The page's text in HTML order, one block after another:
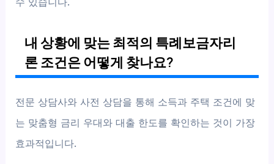
내 상황에 맞는 최적의 특례보금자리
론 조건은 어떻게 찾나요?
전문 상담사와 사전 상담을 통해 소득과 주택 조건에 맞
는 맞춤형 금리 우대와 대출 한도를 확인하는 것이 가장
효과적입니다.